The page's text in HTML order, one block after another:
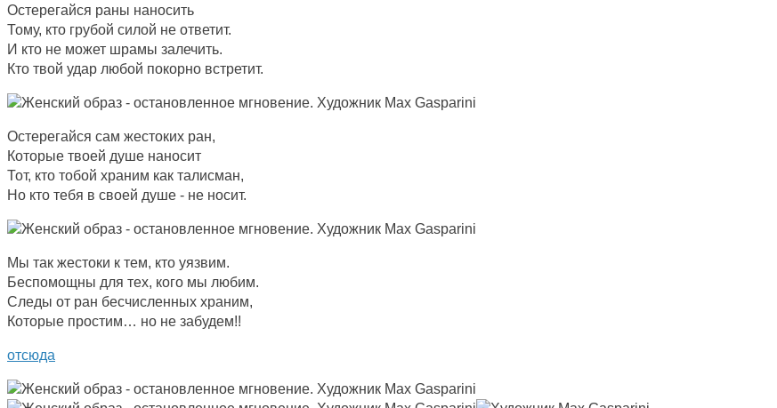
Остерегайся раны наносить
Тому, кто грубой силой не ответит.
И кто не может шрамы залечить.
Кто твой удар любой покорно встретит.
Остерегайся сам жестоких ран,
Которые твоей душе наносит
Тот, кто тобой храним как талисман,
Но кто тебя в своей душе - не носит.
Мы так жестоки к тем, кто уязвим.
Беспомощны для тех, кого мы любим.
Следы от ран бесчисленных храним,
Которые простим… но не забудем!!
отсюда